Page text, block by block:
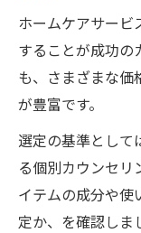
ホームケアサービ
することが成功の
も、さまざまな価
が豊富です。
選定の基準とし
る個別カウンセ
イテムの成分や
定か、を確認しま